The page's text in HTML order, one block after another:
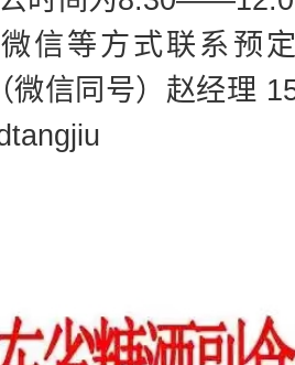
信等方式联系预
微信同号）赵经理